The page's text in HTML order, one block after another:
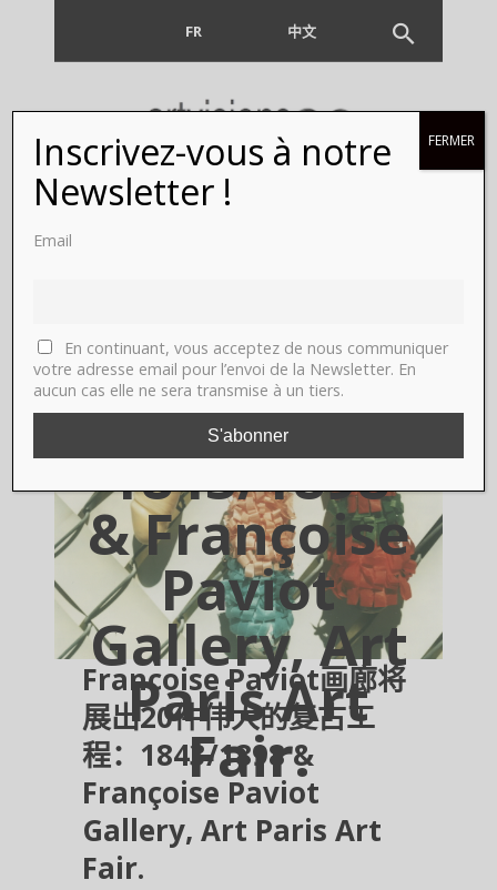
FR 中文
Françoise
伟大的复古工
程：
1843/1898
& Françoise
Paviot
Gallery, Art
Paris Art
Fair.
Françoise Paviot画廊将
展出20件伟大的复古工
程：1843/1898 &
Françoise Paviot
Gallery, Art Paris Art
Fair.
Inscrivez-vous à notre
Newsletter !
Email
En continuant, vous acceptez de nous communiquer
votre adresse email pour l’envoi de la Newsletter. En
aucun cas elle ne sera transmise à un tiers.
FERMER